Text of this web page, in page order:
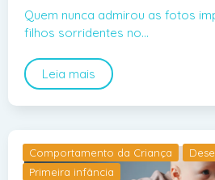
Quem nunca admirou as fotos
filhos sorridentes no…
Leia mais
Comportamento da Criança
Primeira infância